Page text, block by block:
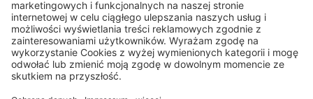
READ PAGE MUTE SOUNDS STOP ANIMATIONS
Reset Settings